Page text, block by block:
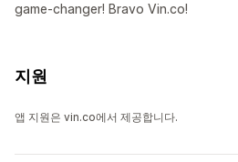
game-changer! Bravo Vin.co!
지원
앱 지원은 vin.co에서 제공합니다.